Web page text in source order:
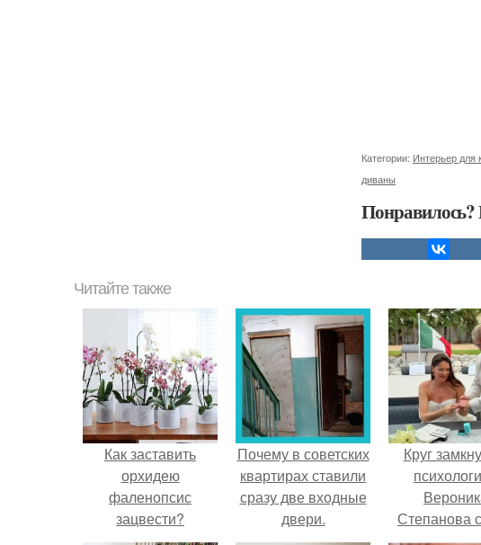
Категории: Интерьер для
диваны
Понравилось?
Читайте также
Как заставить
орхидею
фаленопсис
зацвести?
Почему в советских
квартирах ставили
сразу две входные
двери.
Круг
Степанова
вышла